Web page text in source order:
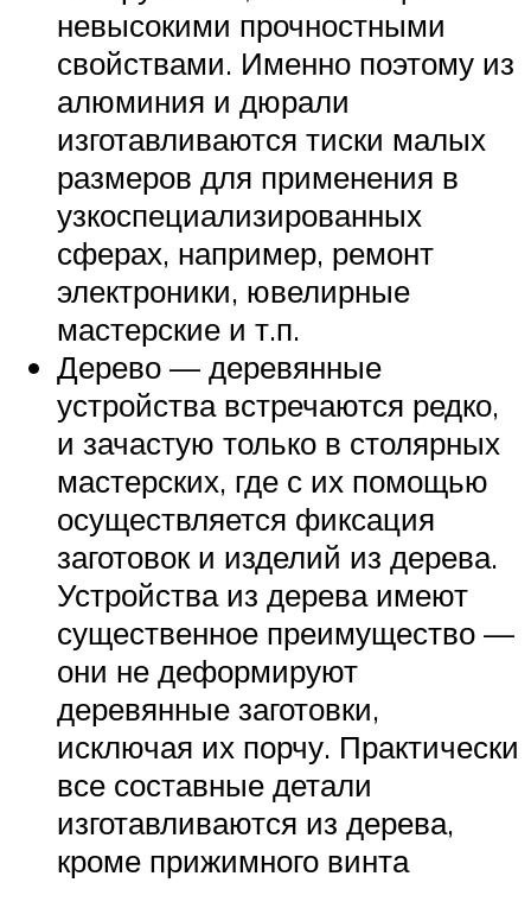
невысокими прочностными
свойствами. Именно поэтому из
алюминия и дюрали
изготавливаются тиски малых
размеров для применения в
узкоспециализированных
сферах, например, ремонт
электроники, ювелирные
мастерские и т.п.
Дерево — деревянные
устройства встречаются редко,
и зачастую только в столярных
мастерских, где с их помощью
осуществляется фиксация
заготовок и изделий из дерева.
Устройства из дерева имеют
существенное преимущество —
они не деформируют
деревянные заготовки,
исключая их порчу. Практически
все составные детали
изготавливаются из дерева,
кроме прижимного винта